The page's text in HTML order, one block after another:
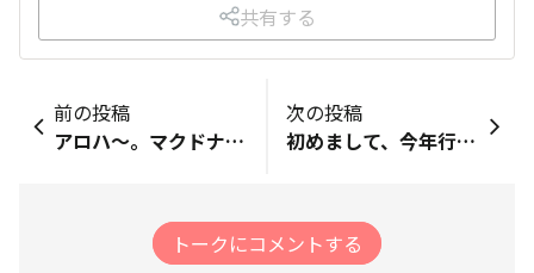
共有する
前の投稿
アロハ〜。マクドナルドのハワイやんバーガーズ、ざく切りポテト&amp;ビーフクリーミーハラペーニョ、食べましたよ。これで、ハワイやんバーガーズを完全制覇しました。ポテトのサクサク感とビーフがあいまって、美味しかったですよ。けっこうお腹いっぱいになりました。新作バーガーということで、チーズロコモコ、ガーリックシュリンプにはない美味しさがありましたね。みなさんは、ハワイやんバーガーズ、もう召し上がられましたでしょうか？まだの方は、是非マクドナルドでハワイやんバーガーズ、召し上がられてみて下さいね。
次の投稿
初めまして、今年行く予定のホノルルは13年ぶり4回目でランニング歴は２１年です。 最近モチベーションが下がってきたので、思い切って久しぶりにホノルルマラソン行くことにしました。
トークにコメントする